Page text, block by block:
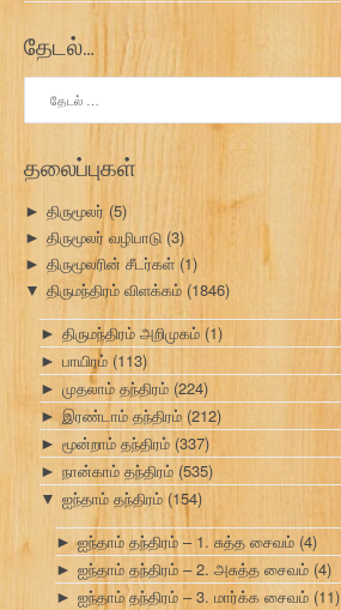
தேடல்…
தேடு:
தலைப்புகள்
► திருமூலர் (5)
► திருமூலர் வழிபாடு (3)
► திருமூலரின் சீடர்கள் (1)
▼ திருமந்திரம் விளக்கம் (1846)
► திருமந்திரம் அறிமுகம் (1)
► பாயிரம் (113)
► முதலாம் தந்திரம் (224)
► இரண்டாம் தந்திரம் (212)
► மூன்றாம் தந்திரம் (337)
► நான்காம் தந்திரம் (535)
▼ ஐந்தாம் தந்திரம் (154)
► ஐந்தாம் தந்திரம் – 1. சுத்த சைவம் (4)
► ஐந்தாம் தந்திரம் – 2. அசுத்த சைவம் (4)
► ஐந்தாம் தந்திரம் – 3. மார்க்க சைவம் (11)